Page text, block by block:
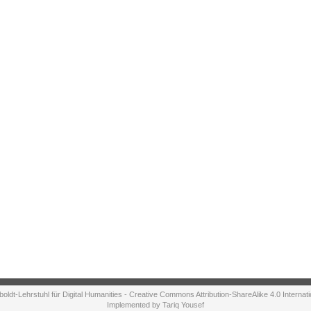
Lehrstuhl für Digital Humanities - Creative Commons Attribution-ShareAlike 4.0
Implemented by Tariq Yousef